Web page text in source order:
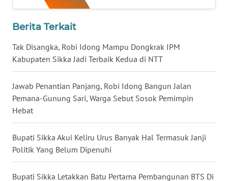
Berita Terkait
Tak Disangka, Robi Idong Mampu Dongkrak IPM
Kabupaten Sikka Jadi Terbaik Kedua di NTT
Jawab Penantian Panjang, Robi Idong Bangun Jalan
Pemana-Gunung Sari, Warga Sebut Sosok Pemimpin
Hebat
Bupati Sikka Akui Keliru Urus Banyak Hal Termasuk Janji
Politik Yang Belum Dipenuhi
Bupati Sikka Letakkan Batu Pertama Pembangunan BTS Di
WN
WN
KALBAR
WN
KALTENG
WN
KALTARA
WN